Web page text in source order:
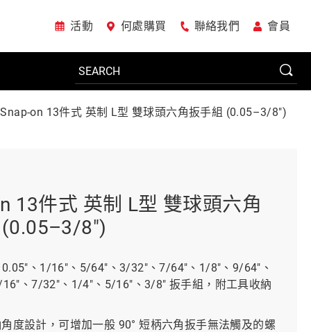
活動 何處購買 聯絡我們 會員
車廠專用工具
Snap-on 13件式 英制 L型 雙球頭六角扳手組 (0.05–3/8")
13件式 英制 L型 雙球頭六角
8")
0.05"、1/16"、5/64"、3/32"、7/64"、1/8"、9/64"、
、7/32"、1/4"、5/16"、3/8" 扳手組，附工具收納
度設計，可增加一般 90° 短柄六角扳手無法觸及的螺